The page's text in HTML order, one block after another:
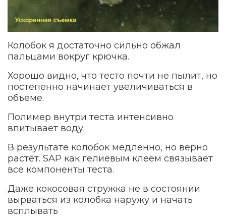
Колобок я достаточно сильно обжал
пальцами вокруг крючка.
Хорошо видно, что тесто почти не пылит, но
постепенно начинает увеличиваться в
объеме.
Полимер внутри теста интенсивно
впитывает воду.
В результате колобок медленно, но верно
растёт. SAP как гелиевым клеем связывает
все компоненты теста.
Даже кокосовая стружка не в состоянии
вырваться из колобка наружу и начать
всплывать